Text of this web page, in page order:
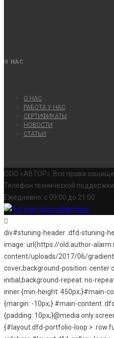
О НАС
О НАС
РАБОТА У НАС
СЕРТИФИКАТЫ
НОВОСТИ
СТАТЬИ
ООО «АВТОР». Все права
Телефон технической
Ежедневно: с 09:00 до 21:00
div#stuning-header .dfd-stuning-
image: url(https://old.author-
content/uploads/2017/06/
cover;background-position: center
initial;background-repeat: no-
inner {min-height: 450px;}#main-
{margin: -10px;} #main-content
{padding: 10px;}@media only
{#layout.dfd-portfolio-loop >